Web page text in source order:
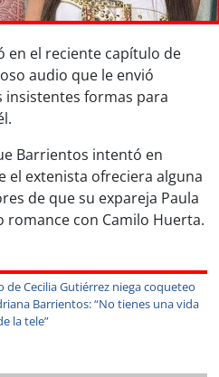
en el reciente capítulo de
audio que le envió
insistentes formas para
Barrientos intentó en
el extenista ofreciera alguna
de que su expareja Paula
romance con Camilo Huerta.
de Cecilia Gutiérrez niega coqueteo
Barrientos: “No tienes una vida
la tele”